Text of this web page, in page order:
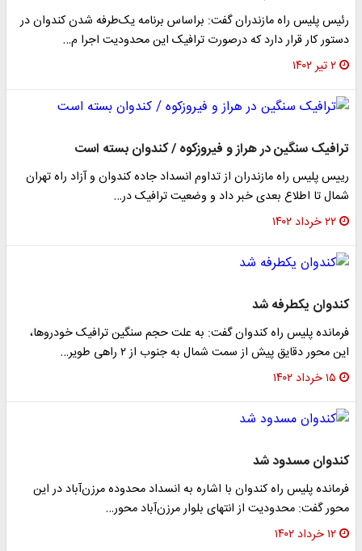
رئیس پلیس راه مازندران گفت: براساس برنامه یک‌طرفه شدن کندوان در
دستور کار قرار دارد که درصورت ترافیک این محدودیت اجرا م…
۲ تیر ۱۴۰۲
ترافیک سنگین در هراز و فیروزکوه / کندوان بسته است
رییس پلیس راه مازندران از تداوم انسداد جاده کندوان و آزاد راه تهران
شمال تا اطلاع بعدی خبر داد و وضعیت ترافیک در…
۲۲ خرداد ۱۴۰۲
کندوان یکطرفه شد
فرمانده پلیس راه کندوان گفت: به علت حجم‌ سنگین ترافیک خودروها،
این محور دقایق پیش از سمت شمال به جنوب از ۲ راهی طویر…
۱۵ خرداد ۱۴۰۲
کندوان مسدود شد
فرمانده پلیس راه کندوان با اشاره به انسداد محدوده مرزن‌آباد در این
محور گفت: محدودیت از انتهای بلوار مرزن‌آباد محور…
۱۲ خرداد ۱۴۰۲